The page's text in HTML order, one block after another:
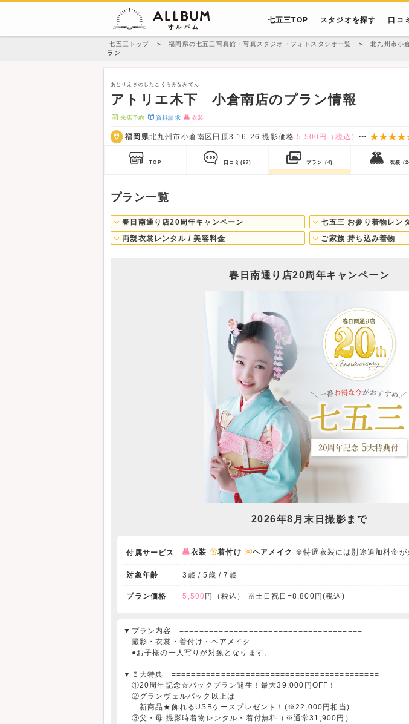
七五三TOP スタジオを探す 口コ
七五三トップ ＞ 福岡県の七五三写真館・写真スタジオ・フォトスタジオ一覧 ＞ 北九州市小
ラン
あとりえきのしたこくらみなみてん
アトリエ木下 小倉南店のプラン情報
来店予約 資料請求 衣装
福岡県北九州市小倉南区田原3-16-26撮影価格5,500円（税込）〜
TOP 口コミ (97) プラン (4) 衣装
プラン一覧
春日南通り店20周年キャンペーン
七五三 お参り着物レン
両親衣裳レンタル / 美容料金
ご家族 持ち込み着物
春日南通り店20周年キャンペーン
2026年8月末日撮影まで
付属サービス 衣装 着付け ヘアメイク ※特選衣装には別途追加料金が
対象年齢 3歳 / 5歳 / 7歳
プラン価格 5,500 円（税込） ※土日祝日=8,800円(税込)
▼プラン内容 =====================================
撮影・衣裳・着付け・ヘアメイク
●お子様の一人写りが対象となります。
▼５大特典 ==========================================
①20周年記念☆パックプラン誕生！最大39,000円OFF！
②グランヴェルパック以上は
新商品★飾れるUSBケースプレゼント！(※22,000円相当)
③父・母 撮影時着物レンタル・着付無料（※通常31,900円）